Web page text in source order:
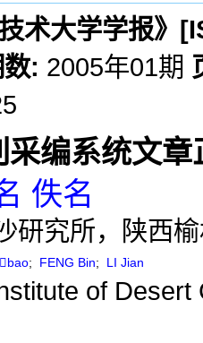
术大学学报》
: 2005年01期
采编系统文
佚名
研究所，陕西
; FENG Bin; LI Jian
of Desert